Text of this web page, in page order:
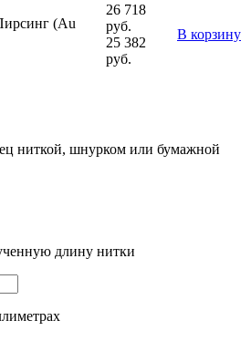
(Au
26 718
руб.
25 382
руб.
В корзину
ниткой, шнурком или бумажной
длину нитки